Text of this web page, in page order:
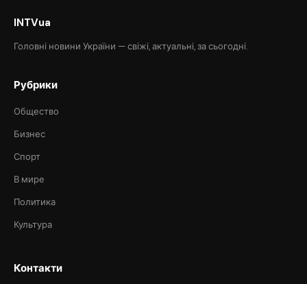
INTVua
Головні новини України — свіжі, актуальні, за сьогодні.
Рубрики
Общество
Бизнес
Спорт
В мире
Политика
Культура
Контакти